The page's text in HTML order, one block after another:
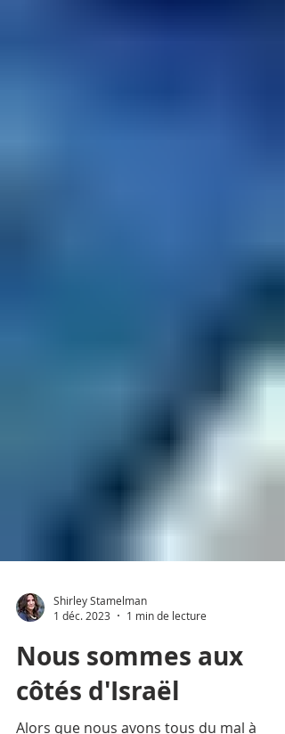
Shirley Stamelman
Nous sommes aux
côtés d'Israël